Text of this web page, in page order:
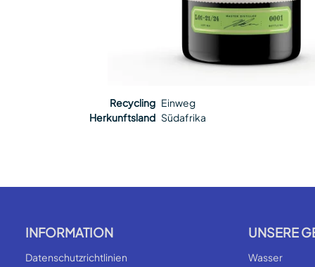
Recycling Einweg
Herkunftsland Südafrika
INFORMATION
Datenschutzrichtlinien
UNSERE
Wasser